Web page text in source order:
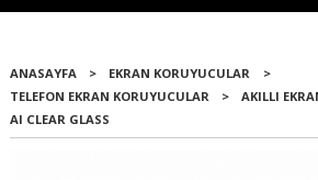
ANASAYFA > EKRAN KORUYUCULAR
>
TELEFON EKRAN KORUYUCULAR
> AKILLI
AI CLEAR GLASS